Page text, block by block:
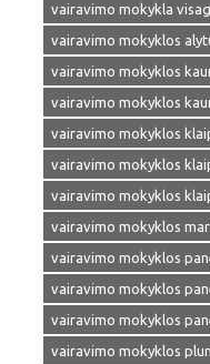
vairavimo mokykla
vairavimo mokyklos
vairavimo mokyklos
vairavimo mokyklos
vairavimo mokyklos
vairavimo mokyklos
vairavimo mokyklos
vairavimo mokyklos
vairavimo mokyklos
vairavimo mokyklos
vairavimo mokyklos
vairavimo mokyklos